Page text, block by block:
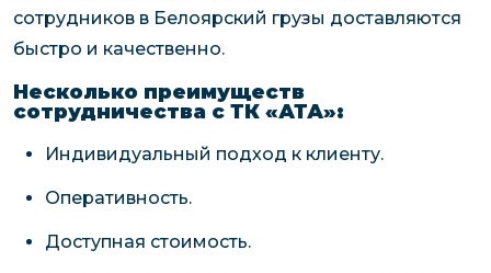
сотрудников в Белоярский грузы доставляются
быстро и качественно.
Несколько преимуществ
сотрудничества с ТК «АТА»:
Индивидуальный подход к клиенту.
Оперативность.
Доступная стоимость.